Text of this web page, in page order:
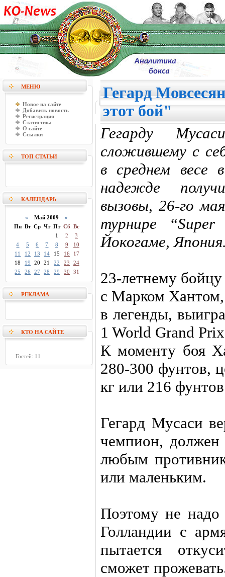
МЕНЮ
Новое на сайте
Добавить новость
Регистрация
Статистика
О сайте
Ссылки
ТОП СТАТЬИ
КАЛЕНДАРЬ
« Май 2009»
Пн Вт Ср Чт Пт Сб Вс
1
2
3
4
5 6 7 8 9
10
11
12 13 14 15 16
17
18
19 20 21 22 23
24
25
26 27 28 29 30 31
РЕКЛАМА
КТО НА САЙТЕ
Гостей: 11
Гегард
этот бой"
Гегарду
сложившему с
в среднем весе
надежде
вызовы, 26-го
турнире
Йокогаме,
23-летнему
с Марком Хантом,
в легенды,
1 World Grand
К моменту боя
280-300 фунтов,
кг или 216
Гегард Мусаси
чемпион, должен
любым
или маленьким.
Поэтому не надо
Голландии с
пытается
сможет